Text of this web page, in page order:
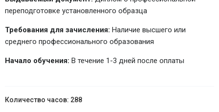
переподготовке установленного образца
Требования для зачисления: Наличие высшего или
среднего профессионального образования
Начало обучения: В течение 1-3 дней после оплаты
288